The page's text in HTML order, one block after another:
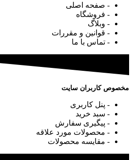
- صفحه اصلی
- فروشگاه
- وبلاگ
- قوانین و مقررات
- تماس با ما
مخصوص کاربران سایت
- پنل کاربری
- سبد خرید
- پیگیری سفارش
- محصولات مورد علاقه
- مقایسه محصولات